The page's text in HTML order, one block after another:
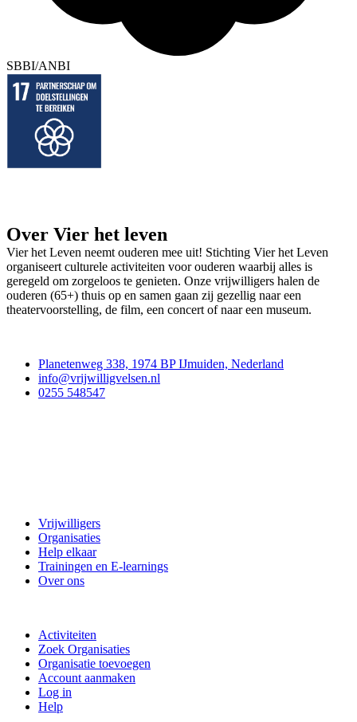
SBBI/ANBI
Over Vier het leven
Vier het Leven neemt ouderen mee uit! Stichting Vier het Leven
organiseert culturele activiteiten voor ouderen waarbij alles is
geregeld om zorgeloos te genieten. Onze vrijwilligers halen de
ouderen (65+) thuis op en samen gaan zij gezellig naar een
theatervoorstelling, de film, een concert of naar een museum.
Planetenweg 338, 1974 BP IJmuiden, Nederland
info@vrijwilligvelsen.nl
0255 548547
Vrijwilligers
Organisaties
Help elkaar
Trainingen en E-learnings
Over ons
Activiteiten
Zoek Organisaties
Organisatie toevoegen
Account aanmaken
Log in
Help